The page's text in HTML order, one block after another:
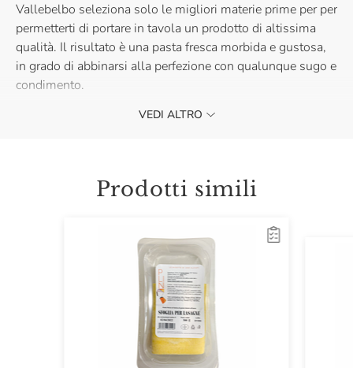
Vallebelbo seleziona solo le migliori materie prime per per
permetterti di portare in tavola un prodotto di altissima
qualità. Il risultato è una pasta fresca morbida e gustosa,
in grado di abbinarsi alla perfezione con qualunque sugo e
condimento.
Buonissimo con un semplice sugo al pomodoro, per un
VEDI ALTRO
Prodotti simili